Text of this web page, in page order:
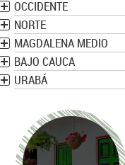
OCCIDENTE
NORTE
MAGDALENA MEDIO
BAJO CAUCA
URABÁ